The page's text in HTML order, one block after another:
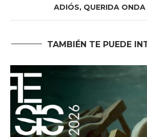
ADIÓS, QUERIDA
TAMBIÉN TE PUEDE